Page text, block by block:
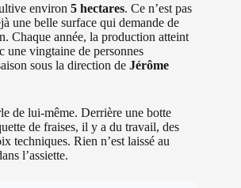
environ 5 hectares. Ce n’est pas
une belle surface qui demande de
Chaque année, la production atteint
une vingtaine de personnes
sous la direction de Jérôme
de lui-même. Derrière une botte
de fraises, il y a du travail, des
techniques. Rien n’est laissé au
l’assiette.